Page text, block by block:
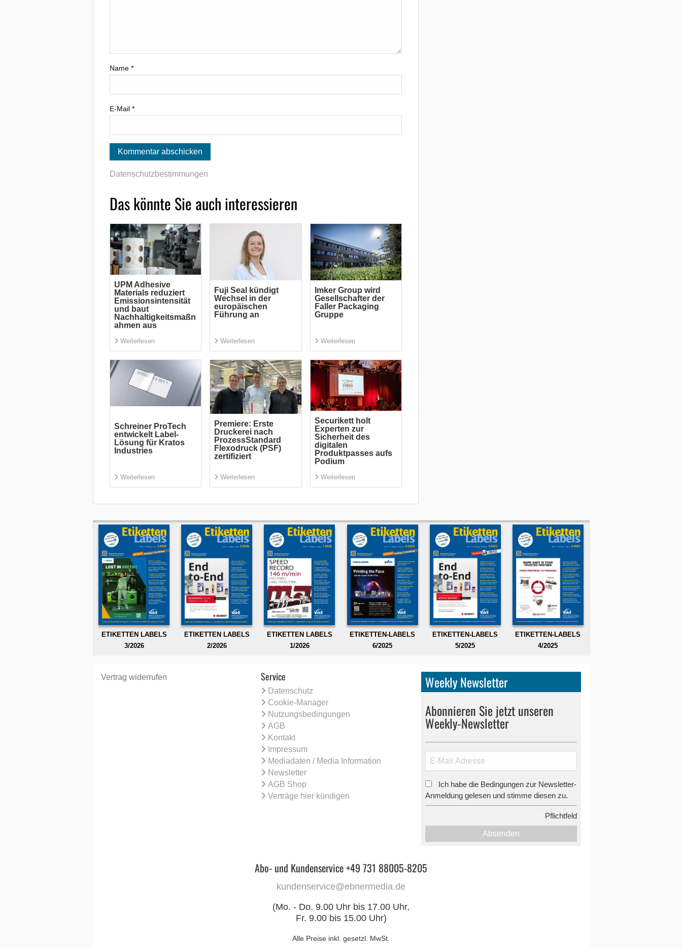
Name *
E-Mail *
Datenschutzbestimmungen
Das könnte Sie auch interessieren
UPM Adhesive
Materials reduziert
Emissionsintensität
und baut
Nachhaltigkeitsmaßn
ahmen aus
Weiterlesen
Fuji Seal kündigt
Wechsel in der
europäischen
Führung an
Weiterlesen
Imker Group wird
Gesellschafter der
Faller Packaging
Gruppe
Weiterlesen
Schreiner ProTech
entwickelt Label-
Lösung für Kratos
Industries
Weiterlesen
Premiere: Erste
Druckerei nach
ProzessStandard
Flexodruck (PSF)
zertifiziert
Weiterlesen
Securikett holt
Experten zur
Sicherheit des
digitalen
Produktpasses aufs
Podium
Weiterlesen
ETIKETTEN LABELS
3/2026
ETIKETTEN LABELS
2/2026
ETIKETTEN LABELS
1/2026
ETIKETTEN-LABELS
6/2025
ETIKETTEN-LABELS
5/2025
ETIKETTEN-LABELS
4/2025
Vertrag widerrufen Service
Datenschutz
Cookie-Manager
Nutzungsbedingungen
AGB
Kontakt
Impressum
Mediadaten / Media Information
Newsletter
AGB Shop
Verträge hier kündigen
Weekly Newsletter
Abonnieren Sie jetzt unseren
Weekly-Newsletter
Ich habe die Bedingungen zur Newsletter-
Anmeldung gelesen und stimme diesen zu.
Pflichtfeld
Absenden
Abo- und Kundenservice +49 731 88005-8205
kundenservice@ebnermedia.de
(Mo. - Do. 9.00 Uhr bis 17.00 Uhr,
Fr. 9.00 bis 15.00 Uhr)
Alle Preise inkl. gesetzl. MwSt.